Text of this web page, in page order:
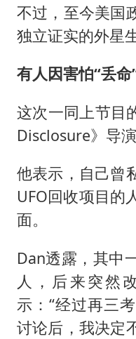
不过，至今美国
独立证实的外星
有人因害怕“丢命
这次一同上节目
Disclosure》导
他表示，自己曾
UFO回收项目的
面。
Dan透露，其中
人，后来突然
示：“经过再三
讨论后，我决定